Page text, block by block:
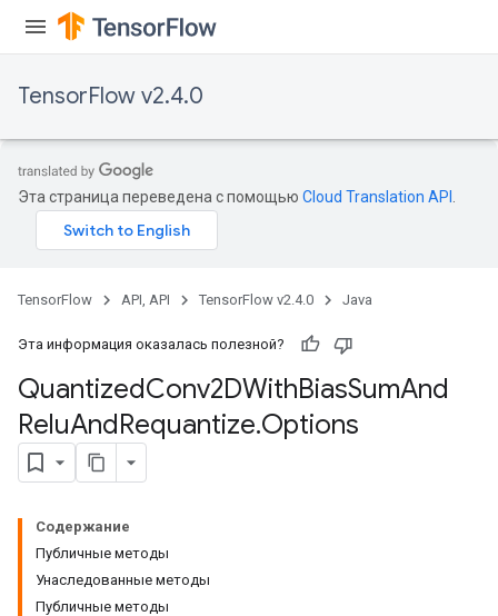
TensorFlow v2.4.0
Эта страница переведена с помощью Cloud Translation API
TensorFlow API, API TensorFlow v2.4.0 Java
Эта информация оказалась полезной?
QuantizedConv2DWithBiasSumAnd
ReluAndRequantize.Options
Содержание
Публичные методы
Унаследованные методы
Публичные методы